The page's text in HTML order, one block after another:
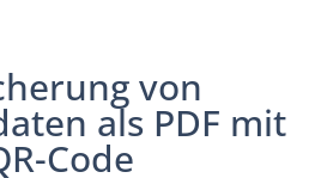
von
als PDF mit
Code